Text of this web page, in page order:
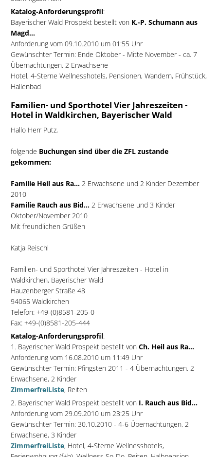
Katalog-Anforderungsprofil:
Bayerischer Wald Prospekt bestellt von K.-P. Schumann aus
Magd...
Anforderung vom 09.10.2010 um 01:55 Uhr
Gewünschter Termin: Ende Oktober - Mitte November - ca. 7
Übernachtungen, 2 Erwachsene
Hotel, 4-Sterne Wellnesshotels, Pensionen, Wandern, Frühstück,
Hallenbad
Familien- und Sporthotel Vier Jahreszeiten -
Hotel in Waldkirchen, Bayerischer Wald
Hallo Herr Putz,
folgende Buchungen sind über die ZFL zustande
gekommen:
Familie Heil aus Ra... 2 Erwachsene und 2 Kinder Dezember
2010
Familie Rauch aus Bid... 2 Erwachsene und 3 Kinder
Oktober/November 2010
Mit freundlichen Grüßen
Katja Reischl
Familien- und Sporthotel Vier Jahreszeiten - Hotel in
Waldkirchen, Bayerischer Wald
Hauzenberger Straße 48
94065 Waldkirchen
Telefon: +49-(0)8581-205-0
Fax: +49-(0)8581-205-444
Katalog-Anforderungsprofil:
1. Bayerischer Wald Prospekt bestellt von Ch. Heil aus Ra...
Anforderung vom 16.08.2010 um 11:49 Uhr
Gewünschter Termin: Pfingsten 2011 - 4 Übernachtungen, 2
Erwachsene, 2 Kinder
ZimmerfreiListe, Reiten
2. Bayerischer Wald Prospekt bestellt von I. Rauch aus Bid...
Anforderung vom 29.09.2010 um 23:25 Uhr
Gewünschter Termin: 30.10.2010 - 4-6 Übernachtungen, 2
Erwachsene, 3 Kinder
ZimmerfreiListe, Hotel, 4-Sterne Wellnesshotels,